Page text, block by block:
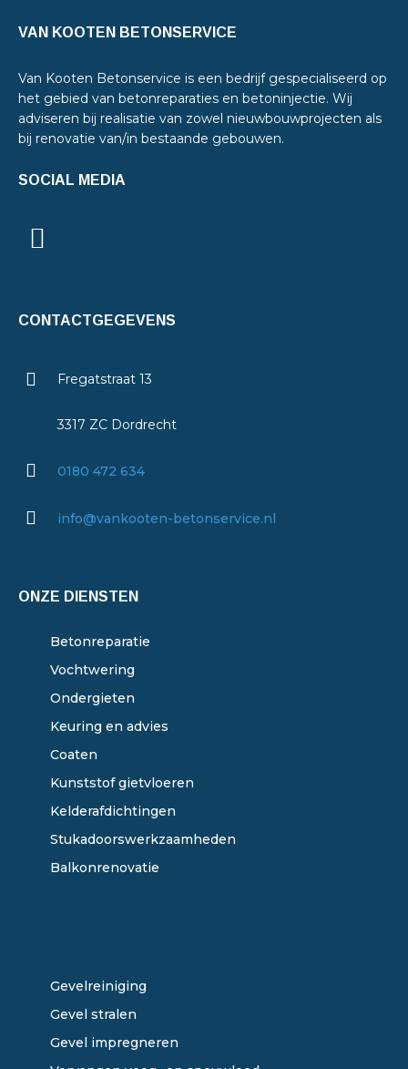
VAN KOOTEN BETONSERVICE
Van Kooten Betonservice is een bedrijf gespecialiseerd op
het gebied van betonreparaties en betoninjectie. Wij
adviseren bij realisatie van zowel nieuwbouwprojecten als
bij renovatie van/in bestaande gebouwen.
SOCIAL MEDIA
CONTACTGEGEVENS
Fregatstraat 13
3317 ZC Dordrecht
0180 472 634
info@vankooten-betonservice.nl
ONZE DIENSTEN
Betonreparatie
Vochtwering
Ondergieten
Keuring en advies
Coaten
Kunststof gietvloeren
Kelderafdichtingen
Stukadoorswerkzaamheden
Balkonrenovatie
Gevelreiniging
Gevel stralen
Gevel impregneren